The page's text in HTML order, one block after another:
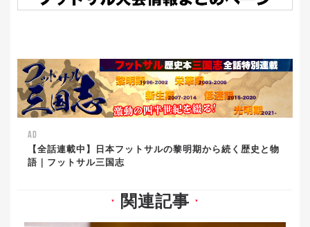
AD
【全話連載中】日本フットサルの黎明期から続く歴史と物
語｜フットサル三国志
▼ 関連記事 ▼